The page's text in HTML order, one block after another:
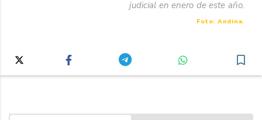
judicial en enero de este año.
Foto: Andina.